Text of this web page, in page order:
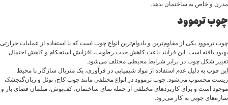
مدرن و خاص به ساختمان بدهد.
چوب ترموود
چوب ترموود یکی از مقاوم‌ترین و بادوام‌ترین انواع چوب است که با استفاده از عملیات حرارتی
بهبود یافته است. این فرآیند باعث کاهش جذب رطوبت، افزایش استحکام و کاهش احتمال
تغییر شکل چوب در برابر شرایط محیطی مختلف می‌شود.
این چوب به دلیل عدم استفاده از مواد شیمیایی در فرآوری، یک متریال سازگار با محیط
زیست محسوب می‌شود. چوب ترموود در انواع مختلفی مانند چوب کاج، نوئل و زبان‌گنجشک
موجود است و برای کاربردهای مختلفی از جمله نمای ساختمان، کف‌پوش، مبلمان فضای باز و
سازه‌های چوبی به کار می‌رود.